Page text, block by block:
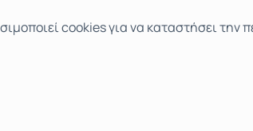
cookies για να καταστήσει την